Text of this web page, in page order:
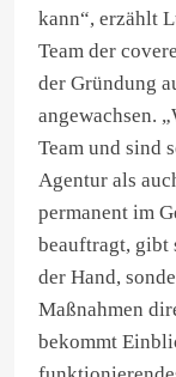
kann“, erzählt
Team der
der Gründung
angewachsen.
Team und sind
Agentur als
permanent im
beauftragt, gibt
der Hand,
Maßnahmen
bekommt